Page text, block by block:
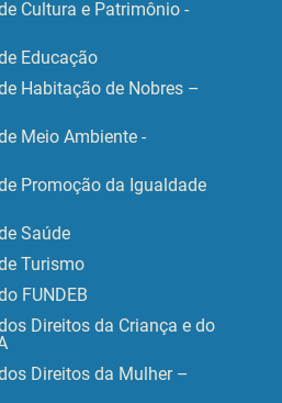
Cultura e Patrimônio -
Educação
Habitação de Nobres –
Meio Ambiente -
Promoção da Igualdade
Saúde
Turismo
FUNDEB
Direitos da Criança e do
Direitos da Mulher –